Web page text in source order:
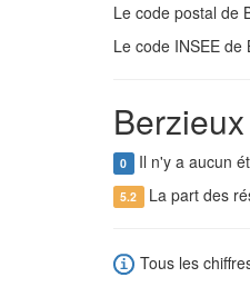
Le code postal de
Le code INSEE de
0 Il n'y a aucun
5.2 La part des
Tous les